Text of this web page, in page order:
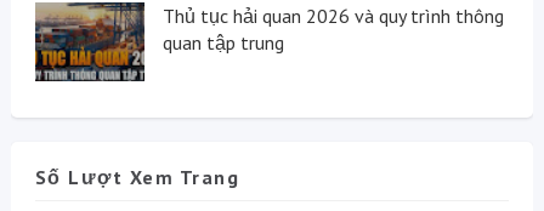
Thủ tục hải quan 2026 và quy trình thông
quan tập trung
Số Lượt Xem Trang